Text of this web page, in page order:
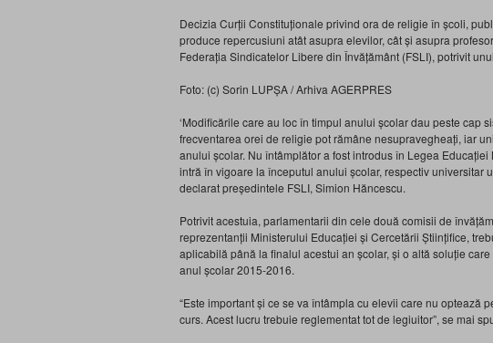
Decizia Curții Constituționale privind ora de religie în școli,
produce repercusiuni atât asupra elevilor, cât și asupra
Federația Sindicatelor Libere din Învățământ (FSLI), potrivit
Foto: (c) Sorin LUPȘA / Arhiva AGERPRES
‘Modificările care au loc în timpul anului școlar dau peste cap
frecventarea orei de religie pot rămâne nesupravegheați, iar
anului școlar. Nu întâmplător a fost introdus în Legea
intră în vigoare la începutul anului școlar, respectiv universitar
declarat președintele FSLI, Simion Hăncescu.
Potrivit acestuia, parlamentarii din cele două comisii de
reprezentanții Ministerului Educației și Cercetării Științifice,
aplicabilă până la finalul acestui an școlar, și o altă soluție
anul școlar 2015-2016.
“Este important și ce se va întâmpla cu elevii care nu optează
curs. Acest lucru trebuie reglementat tot de legiuitor”, se mai